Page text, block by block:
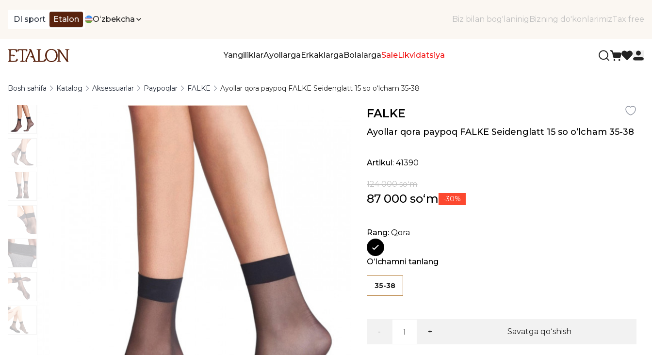
DI sport Etalon Oʻzbekcha Biz bilan bog'laninig Bizning do'konlarimizTax free
YangiliklarAyollargaErkaklargaBolalargaSaleLikvidatsiya
Bosh sahifa Katalog Aksessuarlar Paypoqlar FALKE Ayollar qora paypoq FALKE Seidenglatt 15 so oʻlcham 35-38
FALKE
Ayollar qora paypoq FALKE Seidenglatt 15 so oʻlcham 35-38
Artikul: 41390
124 000 soʻm
87 000 soʻm -30%
Rang:Qora
Oʻlchamni tanlang
35-38
- + Savatga qoʻshish